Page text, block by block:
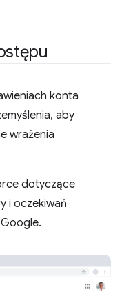
konta
aby
wrażenia
dotyczące
i oczekiwań